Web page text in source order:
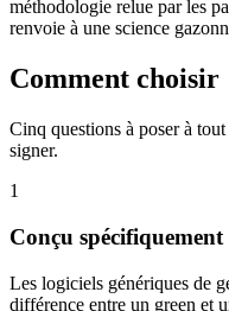
méthodologie relue par les
renvoie à une science
Comment choisir
Cinq questions à poser à
signer.
1
Conçu
Les logiciels génériques de
différence entre un green et